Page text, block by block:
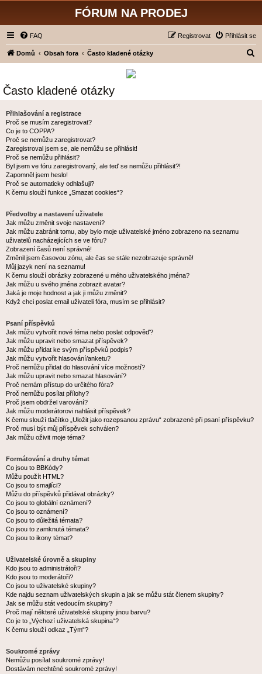
FÓRUM NA PRODEJ
FAQ Přihlásit se
Registrovat
Domů Obsah fora Často kladené otázky
Často kladené otázky
Přihlašování a registrace
Proč se musím zaregistrovat?
Co je to COPPA?
Proč se nemůžu zaregistrovat?
Zaregistroval jsem se, ale nemůžu se přihlásit!
Proč se nemůžu přihlásit?
Byl jsem ve fóru zaregistrovaný, ale teď se nemůžu přihlásit?!
Zapomněl jsem heslo!
Proč se automaticky odhlašuji?
K čemu slouží funkce „Smazat cookies“?
Předvolby a nastavení uživatele
Jak můžu změnit svoje nastavení?
Jak můžu zabránit tomu, aby bylo moje uživatelské jméno zobrazeno na seznamu
uživatelů nacházejících se ve fóru?
Zobrazení časů není správné!
Změnil jsem časovou zónu, ale čas se stále nezobrazuje správně!
Můj jazyk není na seznamu!
K čemu slouží obrázky zobrazené u mého uživatelského jména?
Jak můžu u svého jména zobrazit avatar?
Jaká je moje hodnost a jak ji můžu změnit?
Když chci poslat email uživateli fóra, musím se přihlásit?
Psaní příspěvků
Jak můžu vytvořit nové téma nebo poslat odpověď?
Jak můžu upravit nebo smazat příspěvek?
Jak můžu přidat ke svým příspěvků podpis?
Jak můžu vytvořit hlasování/anketu?
Proč nemůžu přidat do hlasování více možností?
Jak můžu upravit nebo smazat hlasování?
Proč nemám přístup do určitého fóra?
Proč nemůžu posílat přílohy?
Proč jsem obdržel varování?
Jak můžu moderátorovi nahlásit příspěvek?
K čemu slouží tlačítko „Uložit jako rozepsanou zprávu“ zobrazené při psaní příspěvku?
Proč musí být můj příspěvek schválen?
Jak můžu oživit moje téma?
Formátování a druhy témat
Co jsou to BBKódy?
Můžu použít HTML?
Co jsou to smajlíci?
Můžu do příspěvků přidávat obrázky?
Co jsou to globální oznámení?
Co jsou to oznámení?
Co jsou to důležitá témata?
Co jsou to zamknutá témata?
Co jsou to ikony témat?
Uživatelské úrovně a skupiny
Kdo jsou to administrátoři?
Kdo jsou to moderátoři?
Co jsou to uživatelské skupiny?
Kde najdu seznam uživatelských skupin a jak se můžu stát členem skupiny?
Jak se můžu stát vedoucím skupiny?
Proč mají některé uživatelské skupiny jinou barvu?
Co je to „Výchozí uživatelská skupina“?
K čemu slouží odkaz „Tým“?
Soukromé zprávy
Nemůžu posílat soukromé zprávy!
Dostávám nechtěné soukromé zprávy!